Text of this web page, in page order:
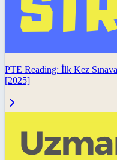
PTE Reading: İlk Kez
[2025]